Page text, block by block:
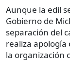
Aunque la edil
Gobierno de
separación del
realiza apología
la organización